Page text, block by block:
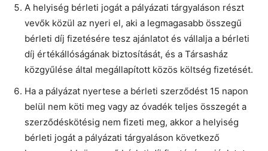
A helyiség bérleti jogát a pályázati tárgyaláson részt
vevők közül az nyeri el, aki a legmagasabb összegű
bérleti díj fizetésére tesz ajánlatot és vállalja a bérleti
díj értékállóságának biztosítását, és a Társasház
közgyűlése által megállapított közös költség fizetését.
Ha a pályázat nyertese a bérleti szerződést 15 napon
belül nem köti meg vagy az óvadék teljes összegét a
szerződéskötésig nem fizeti meg, akkor a helyiség
bérleti jogát a pályázati tárgyaláson következő